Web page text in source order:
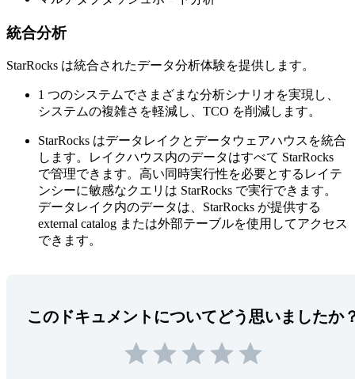
統合分析
StarRocks は統合されたデータ分析体験を提供します。
1 つのシステムでさまざまな分析シナリオを実現し、
システムの複雑さを軽減し、TCO を削減します。
StarRocks はデータレイクとデータウェアハウスを統合
します。レイクハウス内のデータはすべて StarRocks
で管理できます。高い同時実行性を必要とするレイテ
ンシーに敏感なクエリは StarRocks で実行できます。
データレイク内のデータは、StarRocks が提供する
external catalog または外部テーブルを使用してアクセス
できます。
このドキュメントについてどう思いましたか